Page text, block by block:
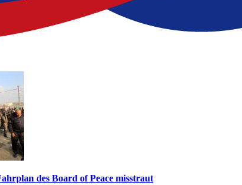
des Board of Peace misstraut